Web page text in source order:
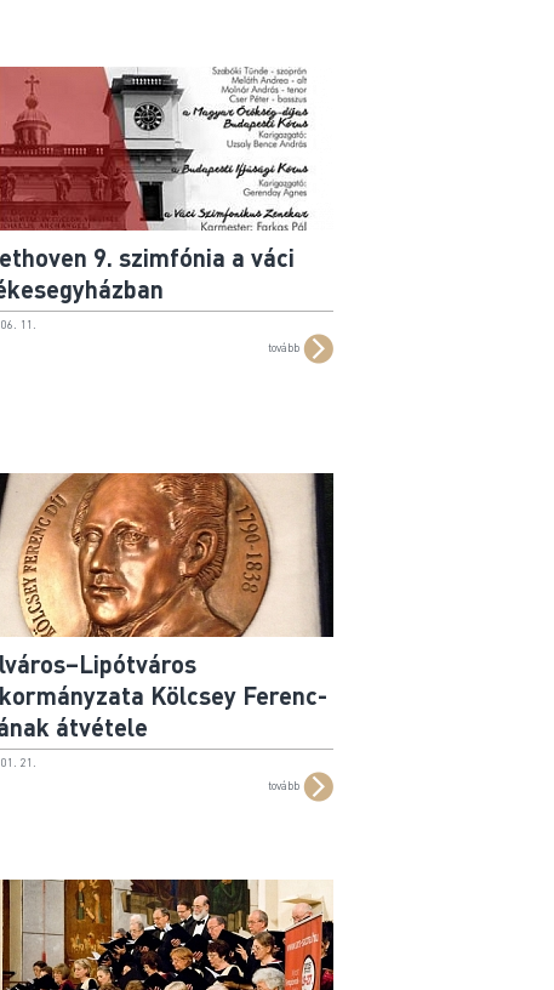
9. szimfónia a váci
11.
tovább
Kölcsey Ferenc-
átvétele
21.
tovább